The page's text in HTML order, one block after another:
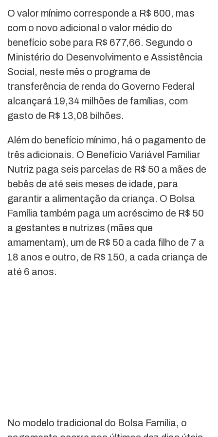
O valor mínimo corresponde a R$ 600, mas
com o novo adicional o valor médio do
benefício sobe para R$ 677,66. Segundo o
Ministério do Desenvolvimento e Assistência
Social, neste mês o programa de
transferência de renda do Governo Federal
alcançará 19,34 milhões de famílias, com
gasto de R$ 13,08 bilhões.
Além do benefício mínimo, há o pagamento de
três adicionais. O Benefício Variável Familiar
Nutriz paga seis parcelas de R$ 50 a mães de
bebês de até seis meses de idade, para
garantir a alimentação da criança. O Bolsa
Família também paga um acréscimo de R$ 50
a gestantes e nutrizes (mães que
amamentam), um de R$ 50 a cada filho de 7 a
18 anos e outro, de R$ 150, a cada criança de
até 6 anos.
No modelo tradicional do Bolsa Família, o